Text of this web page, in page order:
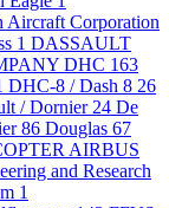
Aircraft Corporation
1 DASSAULT
DHC 163
DHC-8 / Dash 8 26
/ Dornier 24 De
86 Douglas 67
AIRBUS
and Research
1